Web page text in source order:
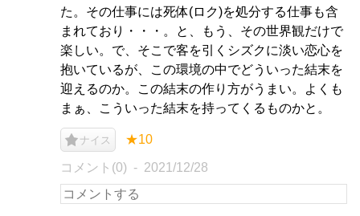
た。その仕事には死体(ロク)を処分する仕事も含
まれており・・・。と、もう、その世界観だけで
楽しい。で、そこで客を引くシズクに淡い恋心を
抱いているが、この環境の中でどういった結末を
迎えるのか。この結末の作り方がうまい。よくも
まぁ、こういった結末を持ってくるものかと。
ナイス ★10
コメント(0) 2021/12/28